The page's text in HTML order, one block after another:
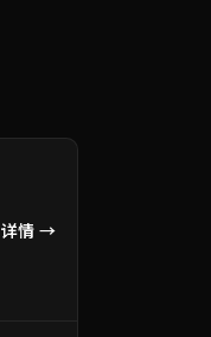
详情 →